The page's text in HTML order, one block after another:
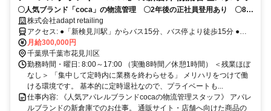
〇人気ブランド「coca」の物流管理 〇2年後の正社員登用あり 〇8月
オープンの新倉庫 〇髪型・ネイル・カラコン自由
株式会社adapt retailing
アクセス: ●「新検見川駅」からバス15分、バス停より徒歩15分 ●自
転車、バイク通勤OK ※送迎バスの運行なし 【8月初旬までは本社品
川倉庫での勤務】 ●東京都港区港南3-4-27 第二東運ビル6F ●JR各線
「品川駅」より徒歩14分 ●都営浅草線、京急本線「泉岳寺駅」より徒
歩20分
月給300,000円
千葉県千葉市花見川区
勤務時間・曜日: 8:00～17:00 （実働8時間／休憩1時間） ＜残業ほぼ
なし＞ 「集中して定時内に業務を終わらせる」 メリハリをつけて働
ける環境です。 基本的に定時退社なので、プライベートも...
仕事内容: 《人気アパレルブランドcocaの物流管理スタッフ》 アパレ
ルブランドの新倉庫でのお仕事。 通販サイト・店舗へ向けた商品の